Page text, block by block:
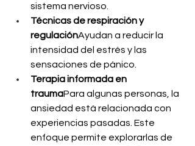
sistema nervioso.
Técnicas de respiración y
regulaciónAyudan a reducir la
intensidad del estrés y las
sensaciones de pánico.
Terapia informada en
traumaPara algunas personas, la
ansiedad está relacionada con
experiencias pasadas. Este
enfoque permite explorarlas de